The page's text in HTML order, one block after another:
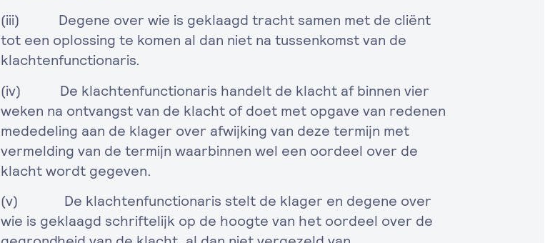
(iii) Degene over wie is geklaagd tracht samen met de cliënt
tot een oplossing te komen al dan niet na tussenkomst van de
klachtenfunctionaris.
(iv) De klachtenfunctionaris handelt de klacht af binnen vier
weken na ontvangst van de klacht of doet met opgave van redenen
mededeling aan de klager over afwijking van deze termijn met
vermelding van de termijn waarbinnen wel een oordeel over de
klacht wordt gegeven.
(v) De klachtenfunctionaris stelt de klager en degene over
wie is geklaagd schriftelijk op de hoogte van het oordeel over de